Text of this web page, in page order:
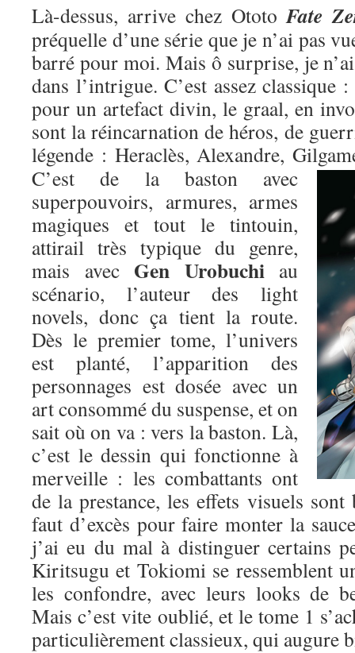
Là-dessus, arrive chez OtotoFate
préquelle d’une série que je n’ai pas
barré pour moi. Mais ô surprise, je
dans l’intrigue. C’est assez classique
pour un artefact divin, le graal, en
sont la réincarnation de héros, de
légende : Heraclès, Alexandre,
C’est de la baston avec
superpouvoirs, armures, armes
magiques et tout le tintouin,
attirail très typique du genre,
mais avec Gen Urobuchiau
scénario, l’auteur des light
novels, donc ça tient la route.
Dès le premier tome, l’univers
est planté, l’apparition des
personnages est dosée avec un
art consommé du suspense, et on
sait où on va : vers la baston. Là,
c’est le dessin qui fonctionne à
merveille : les combattants ont
de la prestance, les effets visuels sont
faut d’excès pour faire monter la
j’ai eu du mal à distinguer certains
Kiritsugu et Tokiomi se ressemblent
les confondre, avec leurs looks de
Mais c’est vite oublié, et le tome 1
particulièrement classieux, qui augure